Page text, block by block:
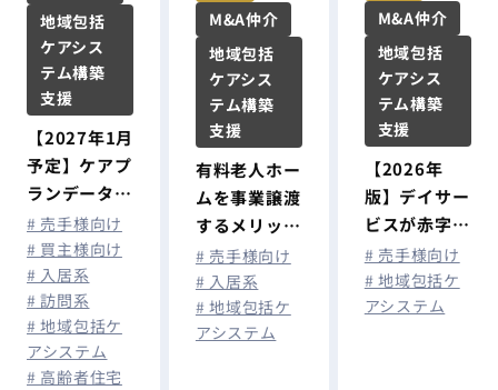
地域包括
ケアシス
テム構築
支援
【2027年1月
予定】ケアプ
ランデータ連
携システムが
介護情報基盤
に統合へ｜介
護事業所が今
から準備すべ
きこと
# 売手様向け
# 買主様向け
# 入居系
# 訪問系
# 地域包括ケ
アシステム
# 高齢者住宅
M&A仲介
地域包括
ケアシス
テム構築
支援
有料老人ホー
ムを事業譲渡
するメリット
や相場・手順
を徹底解説
# 売手様向け
# 入居系
# 地域包括ケ
アシステム
M&A仲介
地域包括
ケアシス
テム構築
支援
【2026年
版】デイサー
ビスが赤字に
なる原因と
は？経営改善
のポイントと
# 売手様向け
# 地域包括ケ
アシステム